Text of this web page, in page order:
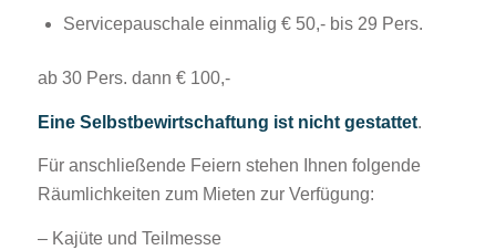
Servicepauschale einmalig € 50,- bis 29 Pers.
ab 30 Pers. dann € 100,-
Eine Selbstbewirtschaftung ist nicht gestattet.
Für anschließende Feiern stehen Ihnen folgende
Räumlichkeiten zum Mieten zur Verfügung:
– Kajüte und Teilmesse